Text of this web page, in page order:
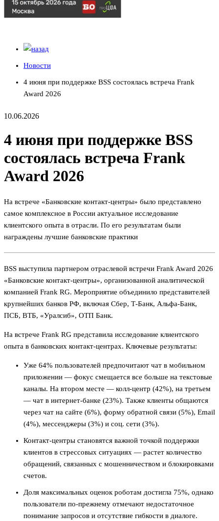
Новости
4 июня при поддержке BSS состоялась встреча Frank
Award 2026
10.06.2026
4 июня при поддержке BSS
состоялась встреча Frank
Award 2026
На встрече «Банковские контакт-центры» было представлено
самое комплексное в России актуальное исследование
клиентского опыта в отрасли. По его результатам были
награждены лучшие банковские практики
BSS выступила партнером отраслевой встречи Frank Award 2026
«Банковские контакт-центры», организованной аналитической
компанией Frank RG. Мероприятие объединило представителей
крупнейших банков РФ, включая Сбер, Т-Банк, Альфа-Банк,
ПСБ, ВТБ, «Уралсиб», ОТП Банк.
На встрече Frank RG представила исследование клиентского
опыта в банковских контакт-центрах. Ключевые результаты:
Уже 64% пользователей предпочитают чат в мобильном
приложении — фокус смещается все больше на текстовые
каналы. На втором месте — колл-центр (42%), на третьем
— чат в интернет-банке (23%). Также клиенты общаются
через чат на сайте (6%), форму обратной связи (5%), Email
(4%), мессенджеры (3%) и соц. сети (3%).
Контакт-центры становятся важной точкой поддержки
клиентов в стрессовых ситуациях — растет количество
обращений, связанных с мошенничеством и блокировками
счетов.
Доля максимальных оценок роботам достигла 75%, однако
пользователи по-прежнему отмечают недостаточное
понимание запросов и отсутствие гибкости в диалоге.